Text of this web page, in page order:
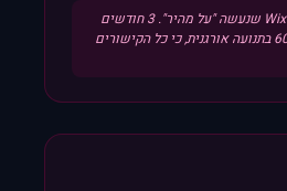
מעבר מ-WordPress ל-Wix שנעשה "על מהיר". 3 חודשים
אחר כך — ירידה של 60% בתנועה אורגנית, כי כל הקישורים